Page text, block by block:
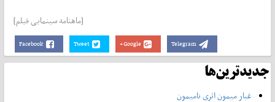
[ماهنامه سینمایی فیلم]
Facebook Tweet Google+ Telegram
جدیدترین‌ها
غبار میمون اثری نامیمون